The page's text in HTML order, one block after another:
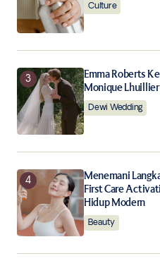
Submit Comment
Culture
Emma Roberts
Monique Lhuillier
Dewi Wedding
Menemani
First Care
Hidup Modern
Beauty